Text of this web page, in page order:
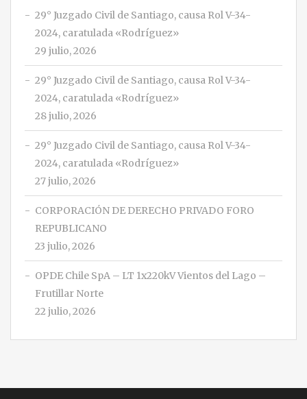
29° Juzgado Civil de Santiago, causa Rol V-34-
2024, caratulada «Rodríguez»
29 julio, 2026
29° Juzgado Civil de Santiago, causa Rol V-34-
2024, caratulada «Rodríguez»
28 julio, 2026
29° Juzgado Civil de Santiago, causa Rol V-34-
2024, caratulada «Rodríguez»
27 julio, 2026
CORPORACIÓN DE DERECHO PRIVADO FORO
REPUBLICANO
23 julio, 2026
OPDE Chile SpA – LT 1x220kV Vientos del Lago –
Frutillar Norte
22 julio, 2026